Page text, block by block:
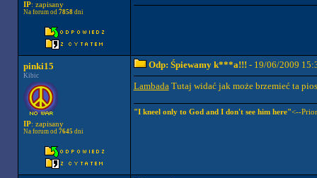
IP: zapisany
Na forum od 7858dni
pinki15
Kibic
IP: zapisany
Na forum od 7645 dni
Odp: Śpiewamy k***a!!! - 19/06/2009
LambadaTutaj widać jak może brzemieć ta
"I kneel only to God and I don't see him here"<--